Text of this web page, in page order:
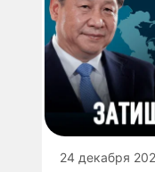
24 декабря